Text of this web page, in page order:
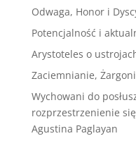
Odwaga, Honor i
Potencjalność i
Arystoteles o
Zaciemnianie,
Wychowani do
rozprzestrzenienie
Agustina Paglayan